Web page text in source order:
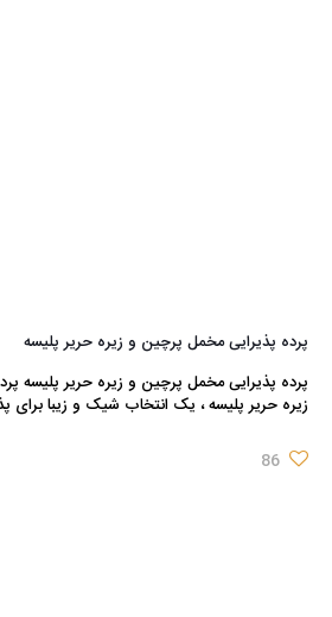
پرده پذیرایی مخمل پرچین و زیره حریر پلیسه
پرده پذیرایی مخمل پرچین و زیره حریر پلیسه
زیره حریر پلیسه ، یک انتخاب شیک و زیبا برای
86